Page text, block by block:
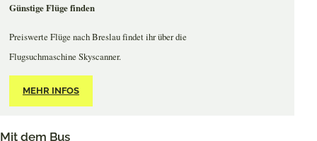
Günstige Flüge finden
Preiswerte Flüge nach Breslau findet ihr über die
Flugsuchmaschine Skyscanner.
MEHR INFOS
Mit dem Bus